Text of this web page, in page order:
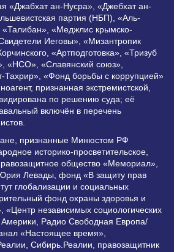
ан-Нусра», «Джебхат ан-
партия (НБП), «Аль-
«Меджлис крымско-
Иеговы», «Мизантропик
«Артподготовка», «Тризуб
«НСО», «Славянский союз»,
Тахрир», «Фонд борьбы с коррупцией»
признанная экстремистской,
по решению суда; её
включён в перечень
признанные Минюстом РФ
историко-просветительское,
общество «Мемориал»,
Левады, фонд «В защиту прав
глобализации и социальных
фонд охраны здоровья и
«Центр независимых социологических
Америки, Радио Свободная Европа/
«Настоящее время»,
Сибирь.Реалии, правозащитник